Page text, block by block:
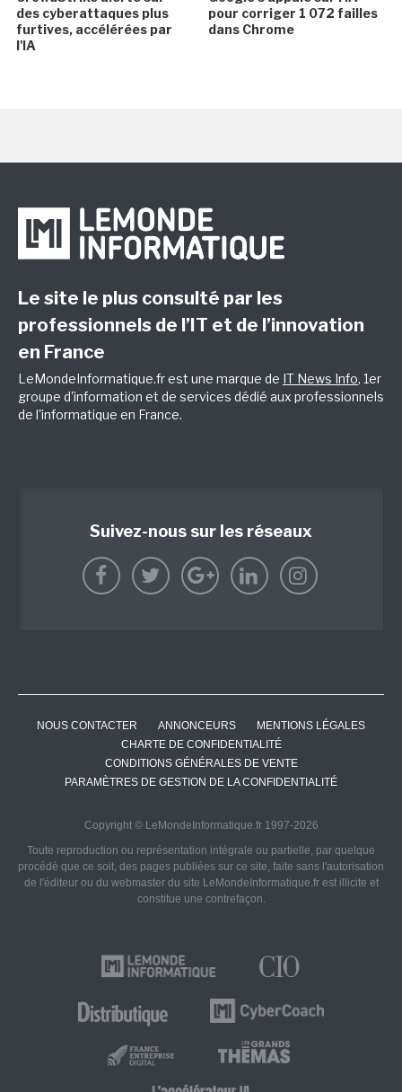
des cyberattaques plus
furtives, accélérées par
l'IA
pour corriger 1 072 failles
dans Chrome
Le site le plus consulté par les
professionnels de l’IT et de l’innovation
en France
LeMondeInformatique.fr est une marque de IT News Info, 1er
groupe d'information et de services dédié aux professionnels
de l'informatique en France.
Suivez-nous sur les réseaux
NOUS CONTACTER ANNONCEURS
MENTIONS LÉGALES
CHARTE DE CONFIDENTIALITÉ
CONDITIONS GÉNÉRALES DE VENTE
PARAMÈTRES DE GESTION DE LA CONFIDENTIALITÉ
Copyright © LeMondeInformatique.fr 1997-2026
Toute reproduction ou représentation intégrale ou partielle, par quelque
procédé que ce soit, des pages publiées sur ce site, faite sans l'autorisation
de l'éditeur ou du webmaster du site LeMondeInformatique.fr est illicite et
constitue une contrefaçon.